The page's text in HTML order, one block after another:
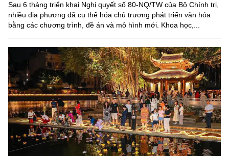
Sau 6 tháng triển khai Nghị quyết số 80-NQ/TW của Bộ Chính trị,
nhiều địa phương đã cụ thể hóa chủ trương phát triển văn hóa
bằng các chương trình, đề án và mô hình mới. Khoa học,...